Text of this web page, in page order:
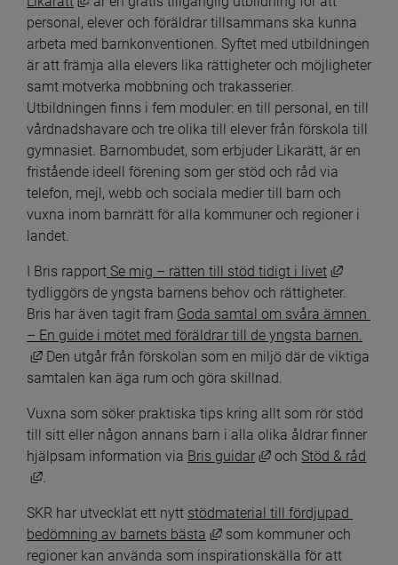
personal, elever och föräldrar tillsammans ska kunna
arbeta med barnkonventionen. Syftet med utbildningen
är att främja alla elevers lika rättigheter och möjligheter
samt motverka mobbning och trakasserier.
Utbildningen finns i fem moduler: en till personal, en till
vårdnadshavare och tre olika till elever från förskola till
gymnasiet. Barnombudet, som erbjuder Likarätt, är en
fristående ideell förening som ger stöd och råd via
telefon, mejl, webb och sociala medier till barn och
vuxna inom barnrätt för alla kommuner och regioner i
landet.
I Bris rapport Se mig – rätten till stöd tidigt i livet
Länk till
tydliggörs de yngsta barnens behov och rättigheter.
Bris har även tagit fram Goda samtal om svåra ämnen
– En guide i mötet med föräldrar till de yngsta barnen.
Länk till annan webbplats, öppnas i nytt fönster.
Den utgår från förskolan som en miljö där de viktiga
samtalen kan äga rum och göra skillnad.
Vuxna som söker praktiska tips kring allt som rör stöd
till sitt eller någon annans barn i alla olika åldrar finner
hjälpsam information via Bris guidar Länk till annan
och Stöd & råd
Länk till annan webbplats, öppnas i nytt fönster.
.
SKR har utvecklat ett nytt stödmaterial till fördjupad
bedömning av barnets bästa
Länk till annan webbplats,
som kommuner och
regioner kan använda som inspirationskälla för att